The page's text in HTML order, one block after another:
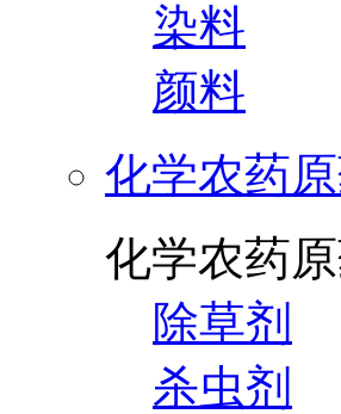
染料
颜料
化学农药
化学农药
除草剂
杀虫剂